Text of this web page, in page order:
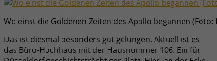
Wo einst die Goldenen Zeiten des Apollo begannen (Foto:
Das ist diesmal besonders gut gelungen. Aktuell ist es
das Büro-Hochhaus mit der Hausnummer 106. Ein für